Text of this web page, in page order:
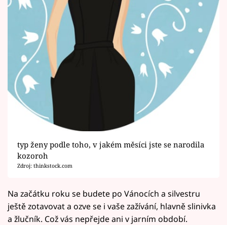
typ ženy podle toho, v jakém měsíci jste se narodila
kozoroh
Zdroj: thinkstock.com
Na začátku roku se budete po Vánocích a silvestru
ještě zotavovat a ozve se i vaše zažívání, hlavně slinivka
a žlučník. Což vás nepřejde ani v jarním období.